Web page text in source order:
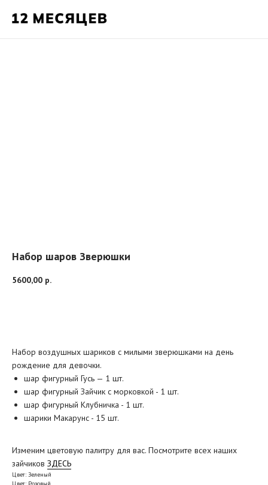
Набор шаров Зверюшки
5600,00 р.
Набор воздушных шариков с милыми зверюшками на день
рождение для девочки.
шар фигурный Гусь — 1 шт.
шар фигурный Зайчик с морковкой - 1 шт.
шар фигурный Клубничка - 1 шт.
шарики Макарунс - 15 шт.
Изменим цветовую палитру для вас. Посмотрите всех наших
зайчиков ЗДЕСЬ
Цвет: Зеленый